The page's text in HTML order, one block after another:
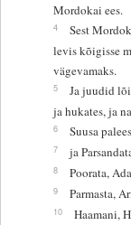
Mordokai ees.
4
Sest
levis kõigisse
vägevamaks.
5
Ja juudid
ja hukates, ja
6 Suusa
7 ja
8 Poorata,
9 Parmasta,
10
Haamani,